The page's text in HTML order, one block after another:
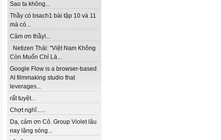
Sao ta không...
Thầy có bsach1 bài tập 10 và 11
mà có...
Cảm ơn thầy!...
Netizen Thái: "Việt Nam Không
Còn Muốn Chỉ Là...
Google Flow is a browser-based
AI filmmaking studio that
leverages...
rất tuyệt...
Chợt nghĩ......
Dạ, cảm ơn Cô. Group Violet lâu
nay lặng sóng...